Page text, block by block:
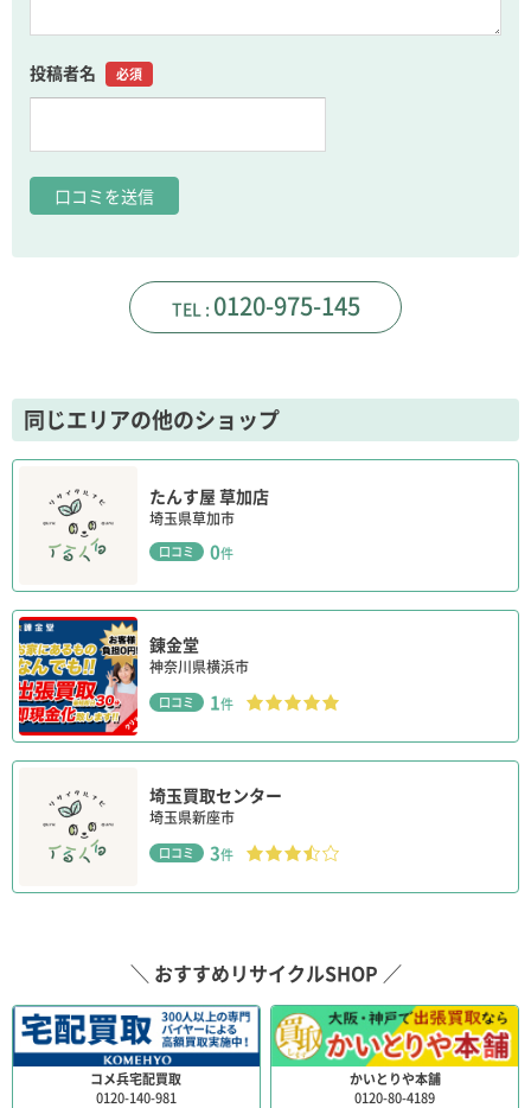
投稿者名 必須
0120-975-145
同じエリアの他のショップ
たんす屋 草加店
埼玉県草加市
口コミ 0件
錬金堂
神奈川県横浜市
口コミ 1件
埼玉買取センター
埼玉県新座市
口コミ 3件
＼ おすすめリサイクルSHOP ／
コメ兵宅配買取
0120-140-981
かいとりや本舗
0120-80-4189